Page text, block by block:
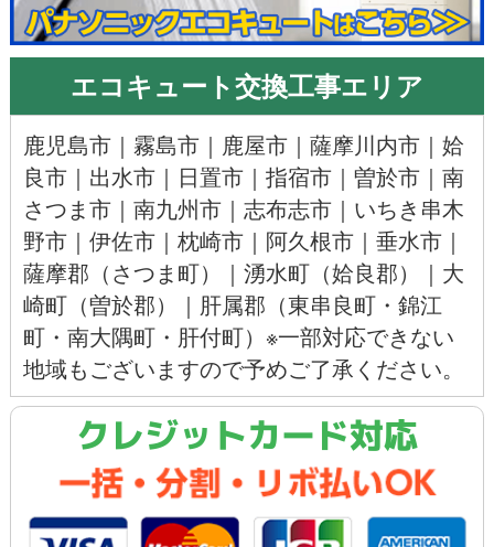
エコキュート交換工事エリア
鹿児島市｜ 霧島市｜ 鹿屋市｜ 薩摩川内市｜ 姶
良市｜ 出水市｜ 日置市｜ 指宿市｜ 曽於市｜ 南
さつま市｜ 南九州市｜ 志布志市｜ いちき串木
野市｜ 伊佐市｜ 枕崎市｜ 阿久根市｜ 垂水市｜
薩摩郡（さつま町）
｜ 湧水町（姶良郡） ｜ 大
崎町（曽於郡）
｜肝属郡（東串良町・錦江
町・南大隅町・肝付町）※一部対応できない
地域もございますので予めご了承ください。
クレジットカード対応